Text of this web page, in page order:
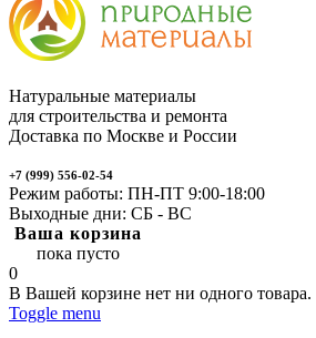
Натуральные материалы
для строительства и ремонта
Доставка по Москве и России
+7 (999) 556-02-54
Режим работы: ПН-ПТ 9:00-18:00
Выходные дни: СБ - ВС
Ваша корзина
пока пусто
0
В Вашей корзине нет ни одного товара.
Toggle menu